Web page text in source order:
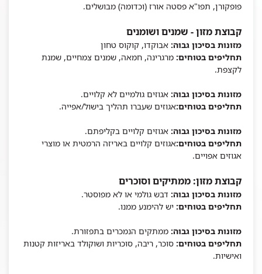
פופקורן, תפו"א פסטה אורז (וכדומה) מבושלים.
קבוצת מזון - שמנים ושומנים
מזונות בסיכון גבוה: אבוקדו, קוקוס טחון
תחליפים בטוחים: מרגרינה, חמאה, שמנים צמחיים, שמנת
לקצפת.
מזונות בסיכון גבוה: אגוזים גולמיים לא קלויים.
תחליפים בטוחים:אגוזים שעברו תהליך בישול/אפייה.
מזונות בסיכון גבוה: אגוזים קלויים בקליפתם.
תחליפים בטוחים:אגוזים קלויים באריזה הרמטית או מוצרי
אגוזים אפויים.
קבוצת מזון: ממתיקים וסוכרים
מזונות בסיכון גבוה: דבש גולמי או לא מפוסטר.
תחליפים בטוחים: יש להימנע ממנו.
מזונות בסיכון גבוה: ממתקים הנמכרים בתפזורת.
תחליפים בטוחים: סוכר, ריבה, סוכריות ושוקולד באריזות קטנות
ואישיות.